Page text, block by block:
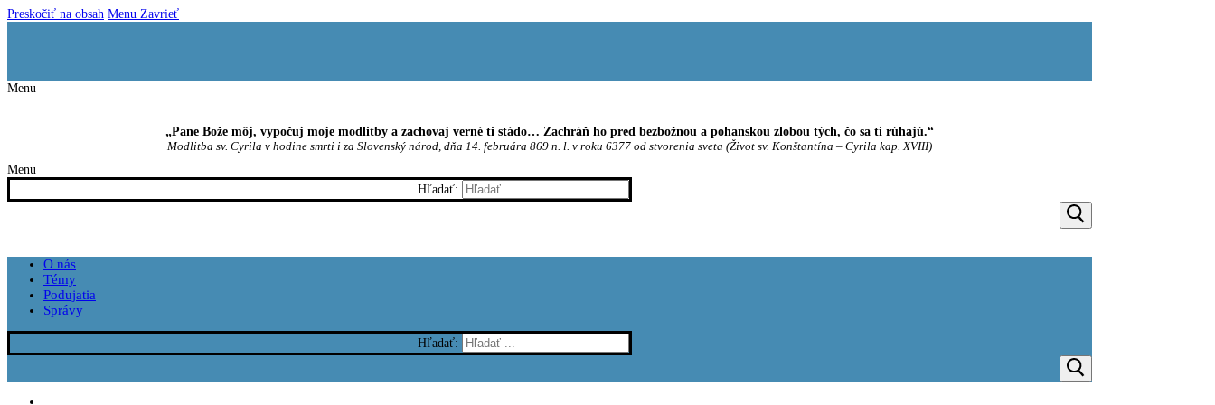
Preskočiť na obsah Menu Zavrieť
Menu
„Pane Bože môj, vypočuj moje modlitby a zachovaj verné ti stádo… Zachráň ho pred bezbožnou a pohanskou zlobou tých, čo sa ti rúhajú.“
Modlitba sv. Cyrila v hodine smrti i za Slovenský národ, dňa 14. februára 869 n. l. v roku 6377 od stvorenia sveta (Život sv. Konštantína – Cyrila kap. XVIII)
Menu
Hľadať:
O nás
Témy
Podujatia
Správy
Hľadať: